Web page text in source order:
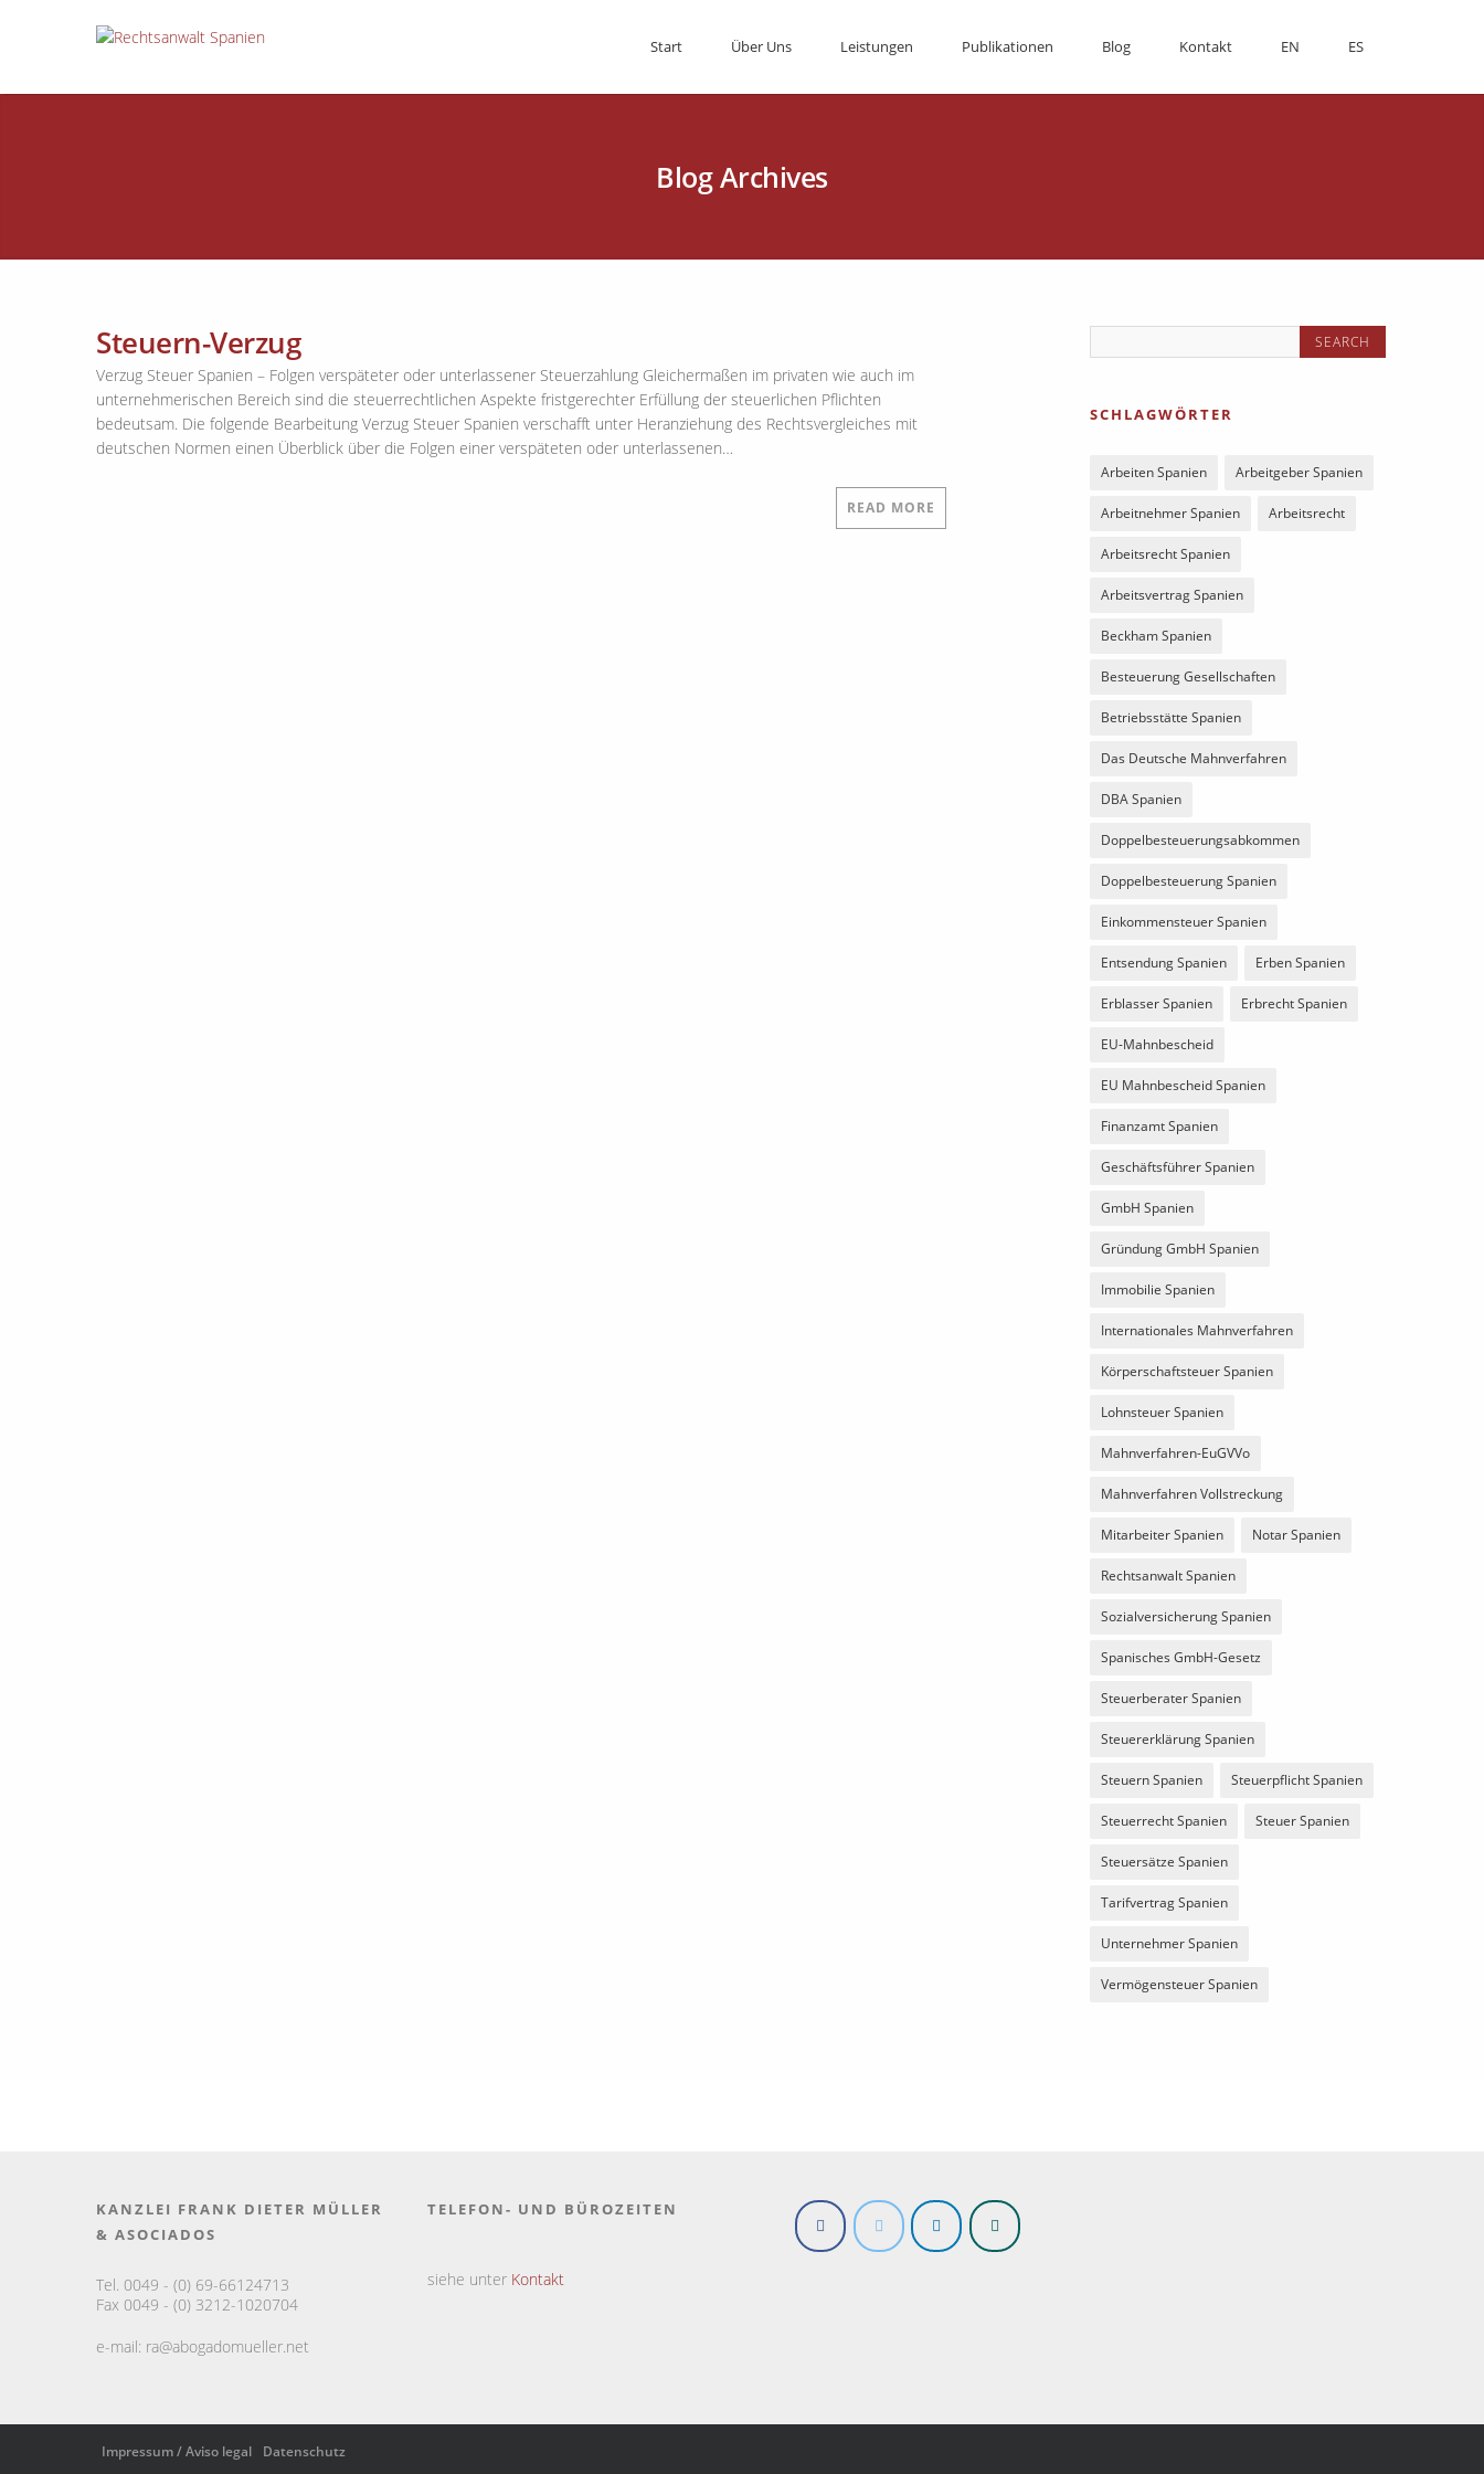
Start Über Uns Leistungen Publikationen Blog Kontakt EN ES
Blog Archives
Steuern-Verzug
Verzug Steuer Spanien – Folgen verspäteter oder unterlassener Steuerzahlung Gleichermaßen im privaten wie auch im
unternehmerischen Bereich sind die steuerrechtlichen Aspekte fristgerechter Erfüllung der steuerlichen Pflichten
bedeutsam. Die folgende Bearbeitung Verzug Steuer Spanien verschafft unter Heranziehung des Rechtsvergleiches mit
deutschen Normen einen Überblick über die Folgen einer verspäteten oder unterlassenen…
READ MORE
SCHLAGWÖRTER
Arbeiten Spanien Arbeitgeber Spanien
Arbeitnehmer Spanien Arbeitsrecht
Arbeitsrecht Spanien
Arbeitsvertrag Spanien
Beckham Spanien
Besteuerung Gesellschaften
Betriebsstätte Spanien
Das Deutsche Mahnverfahren
DBA Spanien
Doppelbesteuerungsabkommen
Doppelbesteuerung Spanien
Einkommensteuer Spanien
Entsendung Spanien Erben Spanien
Erblasser Spanien Erbrecht Spanien
EU-Mahnbescheid
EU Mahnbescheid Spanien
Finanzamt Spanien
Geschäftsführer Spanien
GmbH Spanien
Gründung GmbH Spanien
Immobilie Spanien
Internationales Mahnverfahren
Körperschaftsteuer Spanien
Lohnsteuer Spanien
Mahnverfahren-EuGVVo
Mahnverfahren Vollstreckung
Mitarbeiter Spanien Notar Spanien
Rechtsanwalt Spanien
Sozialversicherung Spanien
Spanisches GmbH-Gesetz
Steuerberater Spanien
Steuererklärung Spanien
Steuern Spanien Steuerpflicht Spanien
Steuerrecht Spanien Steuer Spanien
Steuersätze Spanien
Tarifvertrag Spanien
Unternehmer Spanien
Vermögensteuer Spanien
KANZLEI FRANK DIETER MÜLLER
& ASOCIADOS
Tel. 0049 - (0) 69-66124713
Fax 0049 - (0) 3212-1020704
e-mail: ra@abogadomueller.net
TELEFON- UND BÜROZEITEN
siehe unter Kontakt
Impressum / Aviso legal Datenschutz